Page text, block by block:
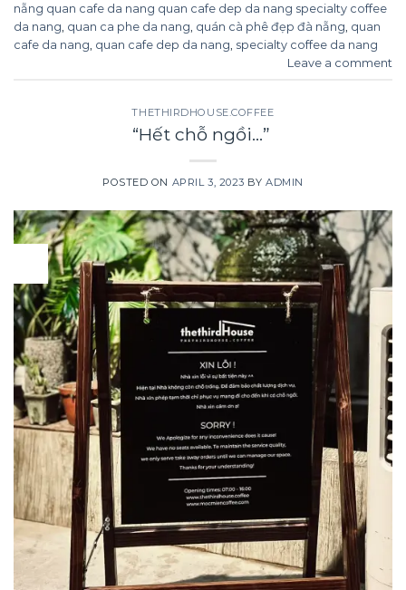
nẵng quan cafe da nang quan cafe dep da nang specialty coffee
da nang quan ca phe da nang quán cà phê đẹp đà nẵng quan
cafe da nang quan cafe dep da nang specialty coffee da nang
Leave a comment
THETHIRDHOUSE.COFFEE
“Hết chỗ ngồi…”
POSTED ON APRIL 3, 2023 BYADMIN